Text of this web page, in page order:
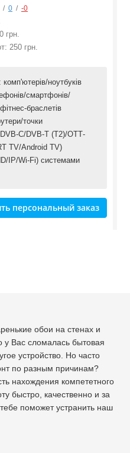
/ 0 / -0
грн.
250 грн.
ноутбуків
смартфонів/
браслетів
точки
C/DVB-T (T2)/ОТТ-
TV/Android TV)
IP/Wi-Fi) системами
персональный заказ
обои на стенах и
у Вас сломалась бытовая
устройство. Но часто
по разным причинам?
нахождения компететного
быстро, качественно и за
поможет устранить наш